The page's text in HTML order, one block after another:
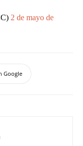
2 de mayo de
Google